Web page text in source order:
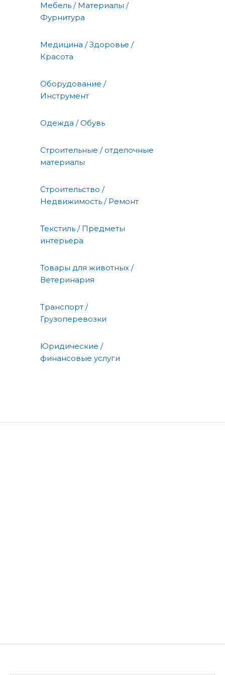
Мебель / Материалы /
Фурнитура
Медицина / Здоровье /
Красота
Оборудование /
Инструмент
Одежда / Обувь
Строительные / отделочные
материалы
Строительство /
Недвижимость / Ремонт
Текстиль / Предметы
интерьера
Товары для животных /
Ветеринария
Транспорт /
Грузоперевозки
Юридические /
финансовые услуги